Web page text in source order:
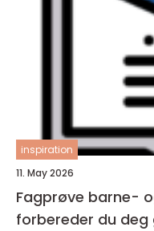
inspiration
11. May 2026
Fagprøve barne-
forbereder du deg